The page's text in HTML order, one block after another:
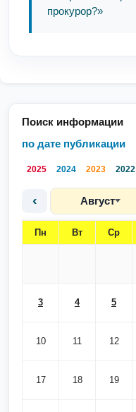
Поиск информации
по дате публикации
2025 2024 2023 2022
‹ Август
Пн Вт Ср
3 4 5
10 11 12
17 18 19
прокурор?»